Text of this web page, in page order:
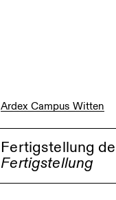
Zentrum untere
Ardex Campus Witten
Fertigstellung
Fertigstellung